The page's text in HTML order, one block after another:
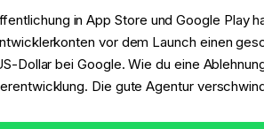
in App Store und Google Play
vor dem Launch einen
Dollar bei Google. Wie du eine
Die gute Agentur